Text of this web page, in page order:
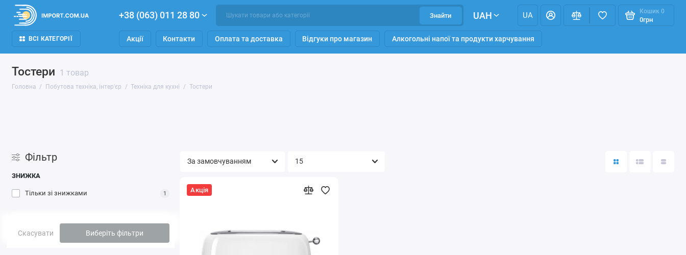
+38 (063) 011 28 80 Знайти UAH UA Кошик 0
0грн
ВСІ КАТЕГОРІЇ Акції Контакти Оплата та доставка Відгуки про магазин Алкогольні напої та продукти харчування
Тостери 1 товар
Головна Побутова техніка, інтер'єр Техніка для кухні Тостери
Фільтр
ЗНИЖКА
Тільки зі знижками 1
Скасувати Виберіть фільтри
Акція